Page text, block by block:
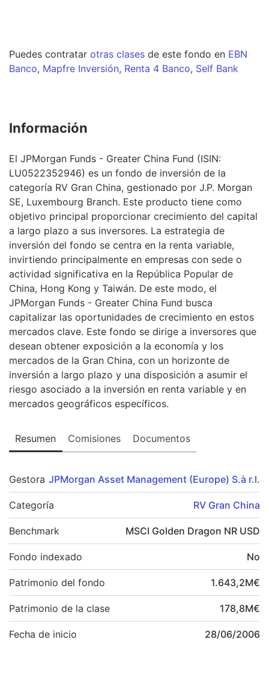
Puedes contratar otras clases de este fondo en EBN
Banco, Mapfre Inversión, Renta 4 Banco, Self Bank
Información
El JPMorgan Funds - Greater China Fund (ISIN:
LU0522352946) es un fondo de inversión de la
categoría RV Gran China, gestionado por J.P. Morgan
SE, Luxembourg Branch. Este producto tiene como
objetivo principal proporcionar crecimiento del capital
a largo plazo a sus inversores. La estrategia de
inversión del fondo se centra en la renta variable,
invirtiendo principalmente en empresas con sede o
actividad significativa en la República Popular de
China, Hong Kong y Taiwán. De este modo, el
JPMorgan Funds - Greater China Fund busca
capitalizar las oportunidades de crecimiento en estos
mercados clave. Este fondo se dirige a inversores que
desean obtener exposición a la economía y los
mercados de la Gran China, con un horizonte de
inversión a largo plazo y una disposición a asumir el
riesgo asociado a la inversión en renta variable y en
mercados geográficos específicos.
Resumen Comisiones Documentos
Gestora JPMorgan Asset Management (Europe) S.à r.l.
Categoría RV Gran China
Benchmark MSCI Golden Dragon NR USD
Fondo indexado No
Patrimonio del fondo 1.643,2M€
Patrimonio de la clase 178,8M€
Fecha de inicio 28/06/2006